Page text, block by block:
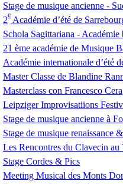
Stage de musique ancienne -
2
e
Académie d’été de
Schola Sagittariana -
21 ème académie de Musique
Académie internationale d’été
Master Classe de Blandine
Masterclass con Francesco Cera
Leipziger Improvisatiions
Stage de musique ancienne à
Stage de musique renaissance
Les Rencontres du Clavecin au
Stage Cordes & Pics
Meeting Musical des Monts